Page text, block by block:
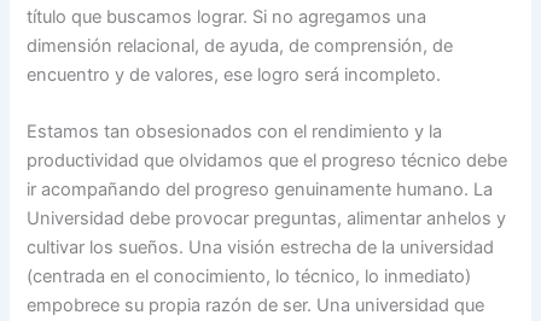
título que buscamos lograr. Si no agregamos una
dimensión relacional, de ayuda, de comprensión, de
encuentro y de valores, ese logro será incompleto.
Estamos tan obsesionados con el rendimiento y la
productividad que olvidamos que el progreso técnico debe
ir acompañando del progreso genuinamente humano. La
Universidad debe provocar preguntas, alimentar anhelos y
cultivar los sueños. Una visión estrecha de la universidad
(centrada en el conocimiento, lo técnico, lo inmediato)
empobrece su propia razón de ser. Una universidad que